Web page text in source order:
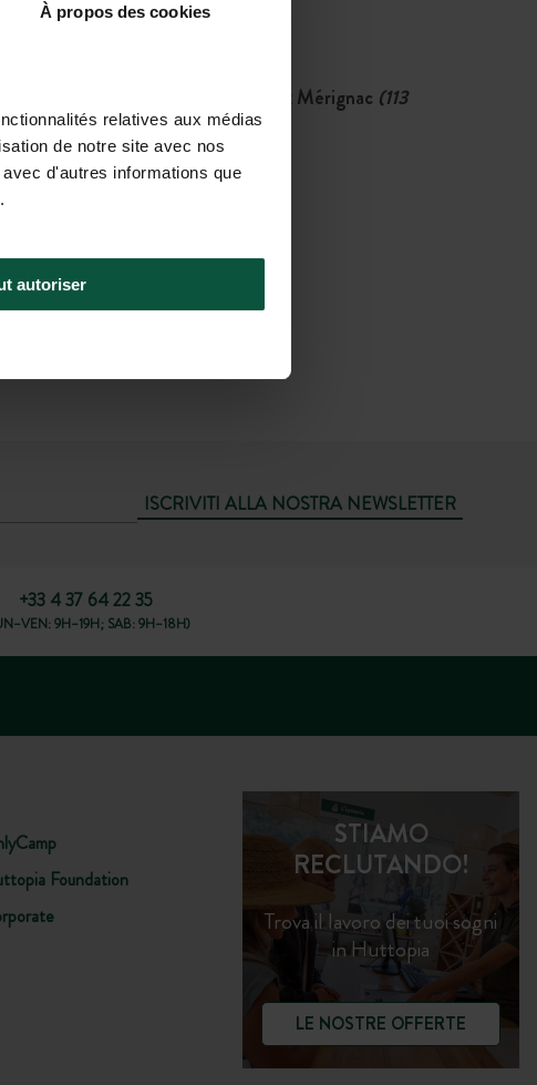
À propos des cookies
relatives aux médias
de notre site avec nos
d'autres informations que
autoriser
Aeroporto più vicino: Bordeaux Mérignac (113
km)
ISCRIVITI ALLA NOSTRA NEWSLETTER
+33 4 37 64 22 35
9H–19H; SAB: 9H–18H)
Foundation
STIAMO
RECLUTANDO!
Trova il lavoro dei tuoi sogni
in Huttopia
LE NOSTRE OFFERTE